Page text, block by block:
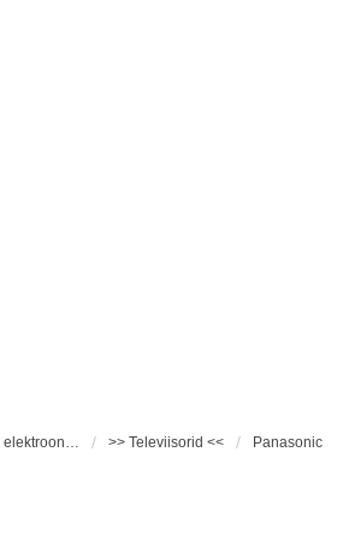
~ Muu elektroonika ~ >> Televiisorid << Panasonic